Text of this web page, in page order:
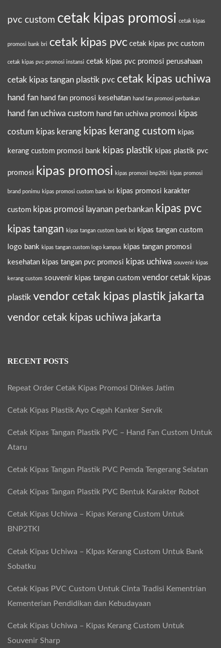
pvc custom cetak kipas promosi cetak kipas
promosi bank bri cetak kipas pvc cetak kipas pvc custom
cetak kipas pvc promosi instansi cetak kipas pvc promosi perusahaan
cetak kipas tangan plastik pvc cetak kipas uchiwa
hand fan hand fan promosi kesehatan hand fan promosi perbankan
hand fan uchiwa custom hand fan uchiwa promosi kipas
costum kipas kerang kipas kerang custom kipas
kerang custom promosi bank kipas plastik kipas plastik pvc
promosi kipas promosi kipas promosi bnp2tki kipas promosi
brand ponimu kipas promosi custom bank bri kipas promosi karakter
custom kipas promosi layanan perbankan kipas pvc
kipas tangan kipas tangan custom bank bri kipas tangan custom
logo bank kipas tangan custom logo kampus kipas tangan promosi
kesehatan kipas tangan pvc promosi kipas uchiwa souvenir kipas
kerang custom souvenir kipas tangan custom vendor cetak kipas
plastik vendor cetak kipas plastik jakarta
vendor cetak kipas uchiwa jakarta
RECENT POSTS
Repeat Order Cetak Kipas Promosi Dinkes Jatim
Cetak Kipas Plastik Ayo Cegah Kanker Servik
Cetak Kipas Tangan Plastik PVC – Hand Fan Custom Untuk
Ataru
Cetak Kipas Tangan Plastik PVC Pemda Tengerang Selatan
Cetak Kipas Tangan Plastik PVC Bentuk Karakter Robot
Cetak Kipas Uchiwa – Kipas Kerang Custom Untuk
BNP2TKI
Cetak Kipas Uchiwa – KIpas Kerang Custom Untuk Bank
Sobatku
Cetak Kipas PVC Custom Untuk Cinta Tradisi Kementrian
Kementerian Pendidikan dan Kebudayaan
Cetak Kipas Uchiwa – Kipas Kerang Custom Untuk
Souvenir Sharp